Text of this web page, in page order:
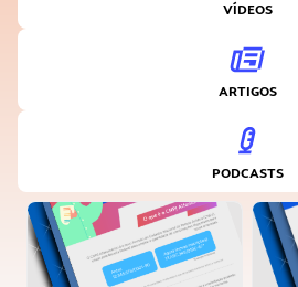
VÍDEOS
ARTIGOS
PODCASTS